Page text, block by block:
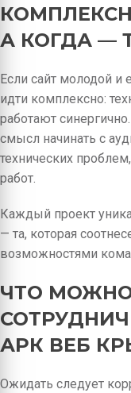
А КОГДА —
Если сайт молодой и
идти комплексно:
работают
смысл начинать с
технических
работ.
Каждый проект
— та, которая
возможностями
ЧТО
АРК ВЕБ
Ожидать следует